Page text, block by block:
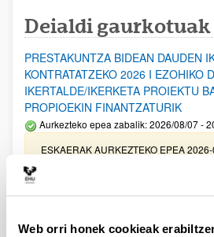
Web orri honek cookieak
Deialdi gaurkotuak
PRESTAKUNTZA BIDEAN DAUDEN
KONTRATATZEKO 2026 I EZOHIKO
IKERTALDE/IKERKETA PROIEKTU
PROPIOEKIN FINANTZATURIK
Aurkezteko epea zabalik: 2026/08/07 -
ESKAERAK AURKEZTEKO EPEA
UPV/EHUn Azpiegitura Zientifikoa eta